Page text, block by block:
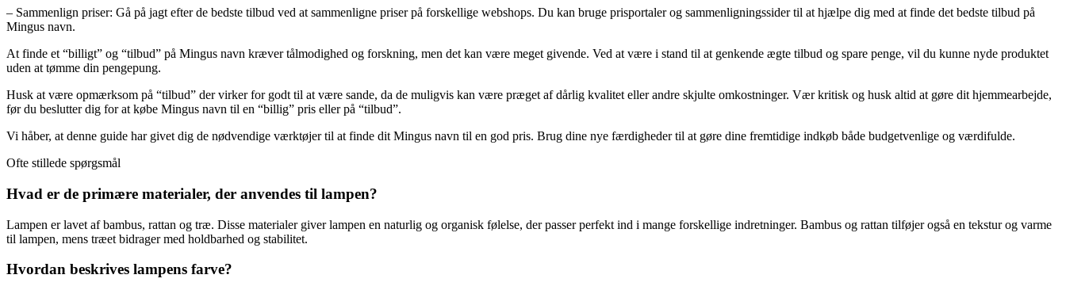
– Sammenlign priser: Gå på jagt efter de bedste tilbud ved at sammenligne priser på forskellige webshops. Du kan bruge prisportaler og sammenligningssider til at hjælpe dig med at finde det bedste tilbud på
Mingus navn.
At finde et “billigt” og “tilbud” på Mingus navn kræver tålmodighed og forskning, men det kan være meget givende. Ved at være i stand til at genkende ægte tilbud og spare penge, vil du kunne nyde produktet
uden at tømme din pengepung.
Husk at være opmærksom på “tilbud” der virker for godt til at være sande, da de muligvis kan være præget af dårlig kvalitet eller andre skjulte omkostninger. Vær kritisk og husk altid at gøre dit hjemmearbejde,
før du beslutter dig for at købe Mingus navn til en “billig” pris eller på “tilbud”.
Vi håber, at denne guide har givet dig de nødvendige værktøjer til at finde dit Mingus navn til en god pris. Brug dine nye færdigheder til at gøre dine fremtidige indkøb både budgetvenlige og værdifulde.
Ofte stillede spørgsmål
Hvad er de primære materialer, der anvendes til lampen?
Lampen er lavet af bambus, rattan og træ. Disse materialer giver lampen en naturlig og organisk følelse, der passer perfekt ind i mange forskellige indretninger. Bambus og rattan tilføjer også en tekstur og varme
til lampen, mens træet bidrager med holdbarhed og stabilitet.
Hvordan beskrives lampens farve?